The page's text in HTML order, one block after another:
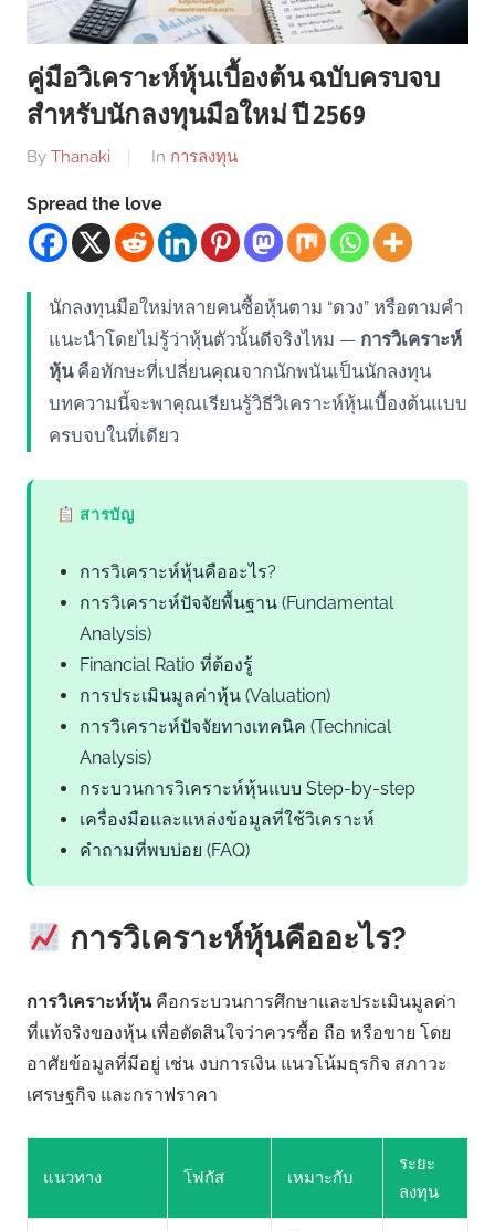
คู่มือวิเคราะห์หุ้นเบื้องต้น ฉบับครบจบ
สำหรับนักลงทุนมือใหม่ ปี 2569
By Thanaki In การลงทุน
Spread the love
นักลงทุนมือใหม่หลายคนซื้อหุ้นตาม “ดวง” หรือตามคำ
แนะนำโดยไม่รู้ว่าหุ้นตัวนั้นดีจริงไหม — การวิเคราะห์
หุ้นคือทักษะที่เปลี่ยนคุณจากนักพนันเป็นนักลงทุน
บทความนี้จะพาคุณเรียนรู้วิธีวิเคราะห์หุ้นเบื้องต้นแบบ
ครบจบในที่เดียว
สารบัญ
การวิเคราะห์หุ้นคืออะไร?
การวิเคราะห์ปัจจัยพื้นฐาน (Fundamental
Analysis)
Financial Ratio ที่ต้องรู้
การประเมินมูลค่าหุ้น (Valuation)
การวิเคราะห์ปัจจัยทางเทคนิค (Technical
Analysis)
กระบวนการวิเคราะห์หุ้นแบบ Step-by-step
เครื่องมือและแหล่งข้อมูลที่ใช้วิเคราะห์
คำถามที่พบบ่อย (FAQ)
การวิเคราะห์หุ้นคืออะไร?
การวิเคราะห์หุ้นคือกระบวนการศึกษาและประเมินมูลค่า
ที่แท้จริงของหุ้น เพื่อตัดสินใจว่าควรซื้อ ถือ หรือขาย โดย
อาศัยข้อมูลที่มีอยู่ เช่น งบการเงิน แนวโน้มธุรกิจ สภาวะ
เศรษฐกิจ และกราฟราคา
แนวทาง โฟกัส เหมาะกับ
ระยะ
ลงทุน